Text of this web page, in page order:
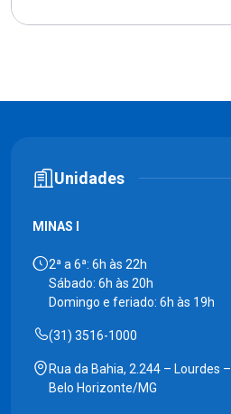
Unidades
MINAS I
2ª a 6ª: 6h às 22h
Sábado: 6h às 20h
Domingo e feriado: 6h às 19h
(31) 3516-1000
Rua da Bahia, 2.244 – Lourdes –
Belo Horizonte/MG